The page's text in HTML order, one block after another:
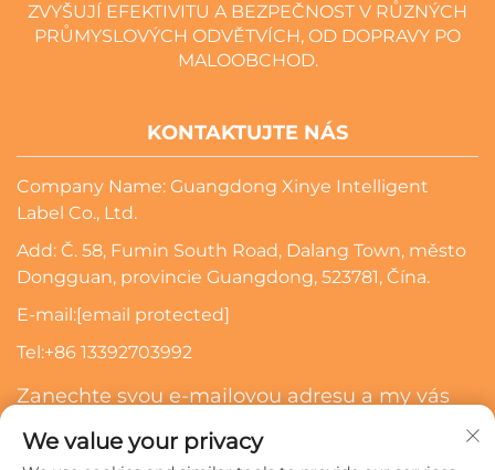
ZVYŠUJÍ EFEKTIVITU A BEZPEČNOST V RŮZNÝCH
PRŮMYSLOVÝCH ODVĚTVÍCH, OD DOPRAVY PO
MALOOBCHOD.
KONTAKTUJTE NÁS
Company Name: Guangdong Xinye Intelligent
Label Co., Ltd.
Add: Č. 58, Fumin South Road, Dalang Town, město
Dongguan, provincie Guangdong, 523781, Čína.
E-mail:[email protected]
Tel:+86 13392703992
Zanechte svou e-mailovou adresu a my vás
We value your privacy